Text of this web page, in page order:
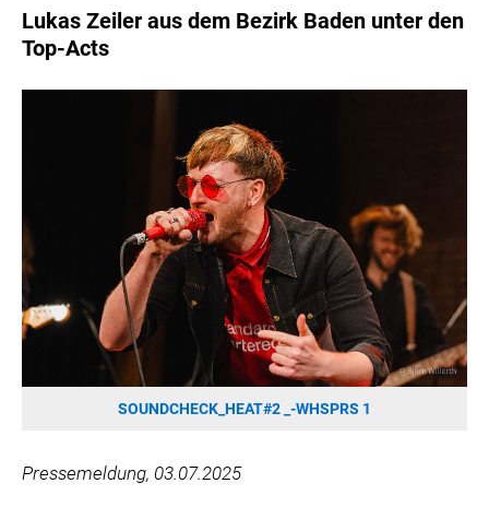
BARFLY'S CLUB
SPORTS MEDIA AUSTRIA
WILHELM-EXNER-MEDAILLEN STIFTUNG
ADMIRAL SPORTWETTEN
EWP RECYCLING PFAND ÖSTERREICH
ANNEMARIE CHARITY
IMPERIAL MARKETS
TRÄGERVEREIN EINWEGPFAND
MEDIA
Lukas Zeiler aus dem Bezirk Baden unter den
Top-Acts
SOUNDCHECK_HEAT#2 _-WHSPRS 1
Pressemeldung, 03.07.2025